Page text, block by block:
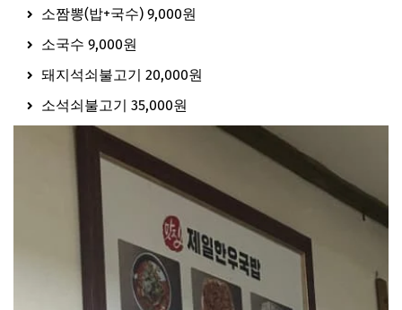
소짬뽕(밥+국수) 9,000원
소국수 9,000원
돼지석쇠불고기 20,000원
소석쇠불고기 35,000원